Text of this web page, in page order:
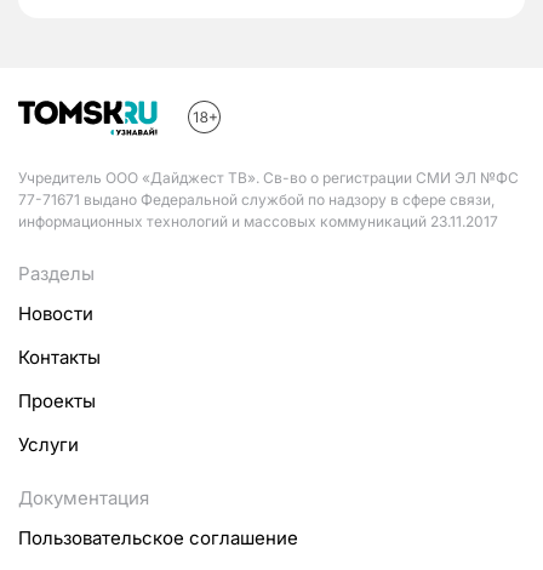
Учредитель ООО «Дайджест ТВ». Св-во о регистрации СМИ ЭЛ №ФС
77-71671 выдано Федеральной службой по надзору в сфере связи,
информационных технологий и массовых коммуникаций 23.11.2017
Разделы
Новости
Контакты
Проекты
Услуги
Документация
Пользовательское соглашение